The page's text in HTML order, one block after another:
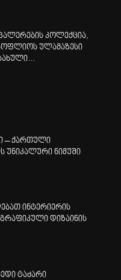
კოლექცია,
ულამაზესი
– ქართული
უნიკალური ნიმუში
ინტერიერის
დიზაინის
ტაძარი